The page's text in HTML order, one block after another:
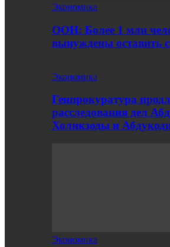
Экономика
ООН: Более 1 млн
вынуждены оставить
Экономика
Генпрокуратура
расследования дел
Холикзоды и
Экономика